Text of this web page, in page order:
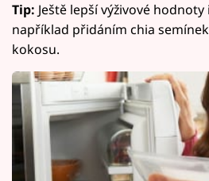
Tip: Ještě lepší výživové
například přidáním chia
kokosu.